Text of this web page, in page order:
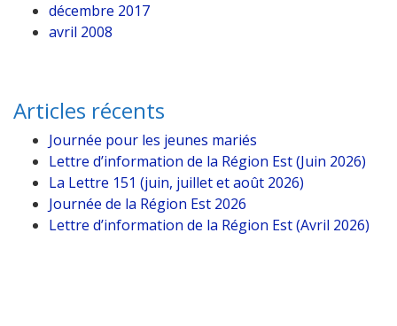
décembre 2017
avril 2008
Articles récents
Journée pour les jeunes mariés
Lettre d’information de la Région Est (Juin 2026)
La Lettre 151 (juin, juillet et août 2026)
Journée de la Région Est 2026
Lettre d’information de la Région Est (Avril 2026)